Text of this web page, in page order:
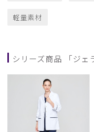
軽量素材
シリーズ商品 「ジェ